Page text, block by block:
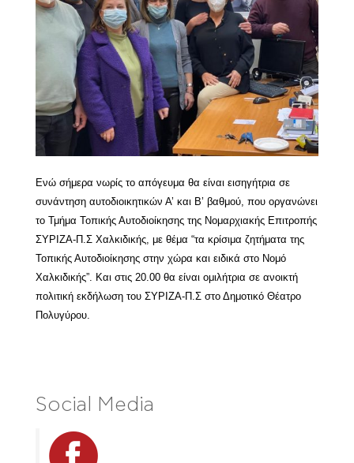
Ενώ σήμερα νωρίς το απόγευμα θα είναι εισηγήτρια σε
συνάντηση αυτοδιοικητικών Α’ και Β’ βαθμού, που οργανώνει
το Τμήμα Τοπικής Αυτοδιοίκησης της Νομαρχιακής Επιτροπής
ΣΥΡΙΖΑ-Π.Σ Χαλκιδικής, με θέμα “τα κρίσιμα ζητήματα της
Τοπικής Αυτοδιοίκησης στην χώρα και ειδικά στο Νομό
Χαλκιδικής”. Και στις 20.00 θα είναι ομιλήτρια σε ανοικτή
πολιτική εκδήλωση του ΣΥΡΙΖΑ-Π.Σ στο Δημοτικό Θέατρο
Πολυγύρου.
Social Media